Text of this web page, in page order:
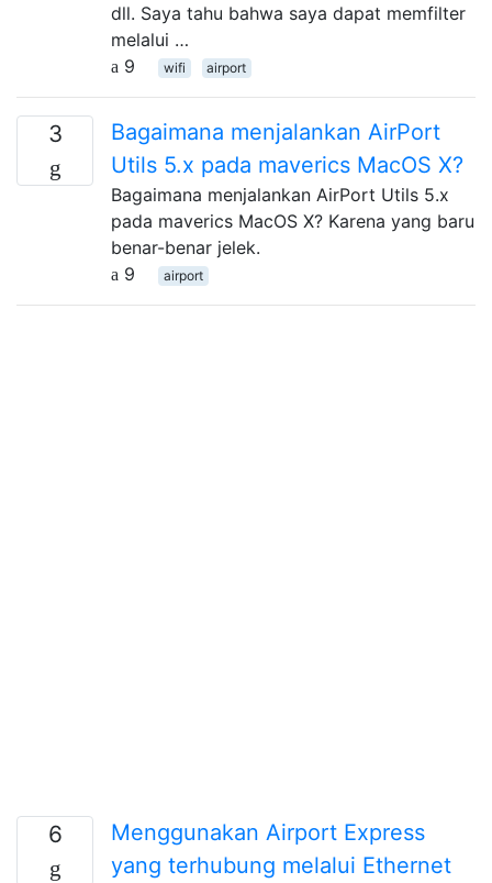
dll. Saya tahu bahwa saya dapat memfilter
melalui …
9
wifi airport
3
Bagaimana menjalankan AirPort
Utils 5.x pada maverics MacOS X?
Bagaimana menjalankan AirPort Utils 5.x
pada maverics MacOS X? Karena yang baru
benar-benar jelek.
9
airport
6
Menggunakan Airport Express
yang terhubung melalui Ethernet